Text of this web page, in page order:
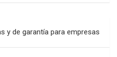
y de garantía para empresas